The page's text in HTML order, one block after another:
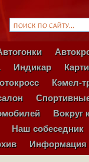
Индикар
Кэмел-
Вокруг
Наш собеседник
Информация